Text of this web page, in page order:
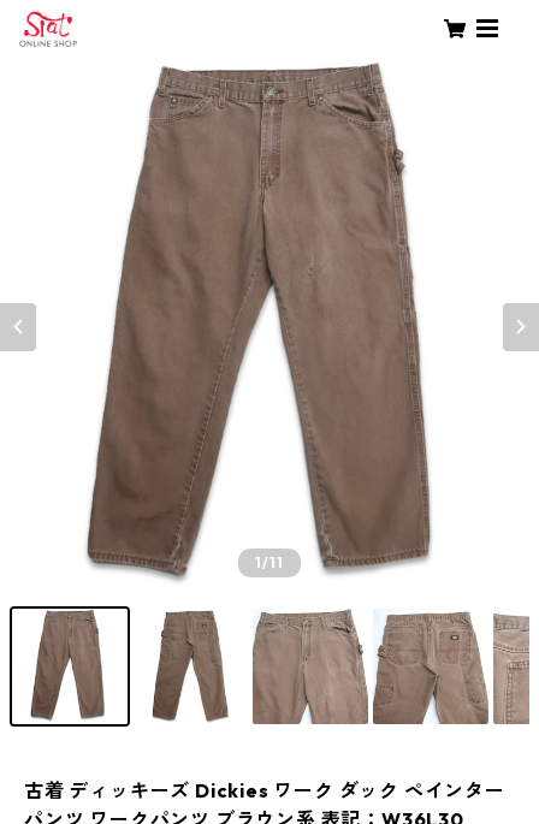
1/11
古着 ディッキーズ Dickies ワーク ダック ペインター
パンツ ワークパンツ ブラウン系 表記：W36L30